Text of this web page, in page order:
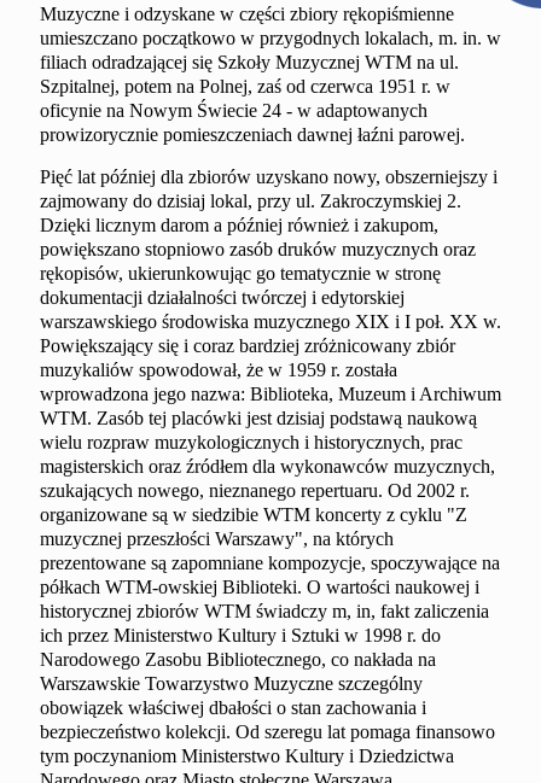
Muzyczne i odzyskane w części zbiory rękopiśmienne
umieszczano początkowo w przygodnych lokalach, m. in. w
filiach odradzającej się Szkoły Muzycznej WTM na ul.
Szpitalnej, potem na Polnej, zaś od czerwca 1951 r. w
oficynie na Nowym Świecie 24 - w adaptowanych
prowizorycznie pomieszczeniach dawnej łaźni parowej.
Pięć lat później dla zbiorów uzyskano nowy, obszerniejszy i
zajmowany do dzisiaj lokal, przy ul. Zakroczymskiej 2.
Dzięki licznym darom a później również i zakupom,
powiększano stopniowo zasób druków muzycznych oraz
rękopisów, ukierunkowując go tematycznie w stronę
dokumentacji działalności twórczej i edytorskiej
warszawskiego środowiska muzycznego XIX i I poł. XX w.
Powiększający się i coraz bardziej zróżnicowany zbiór
muzykaliów spowodował, że w 1959 r. została
wprowadzona jego nazwa: Biblioteka, Muzeum i Archiwum
WTM. Zasób tej placówki jest dzisiaj podstawą naukową
wielu rozpraw muzykologicznych i historycznych, prac
magisterskich oraz źródłem dla wykonawców muzycznych,
szukających nowego, nieznanego repertuaru. Od 2002 r.
organizowane są w siedzibie WTM koncerty z cyklu "Z
muzycznej przeszłości Warszawy", na których
prezentowane są zapomniane kompozycje, spoczywające na
półkach WTM-owskiej Biblioteki. O wartości naukowej i
historycznej zbiorów WTM świadczy m, in, fakt zaliczenia
ich przez Ministerstwo Kultury i Sztuki w 1998 r. do
Narodowego Zasobu Bibliotecznego, co nakłada na
Warszawskie Towarzystwo Muzyczne szczególny
obowiązek właściwej dbałości o stan zachowania i
bezpieczeństwo kolekcji. Od szeregu lat pomaga finansowo
tym poczynaniom Ministerstwo Kultury i Dziedzictwa